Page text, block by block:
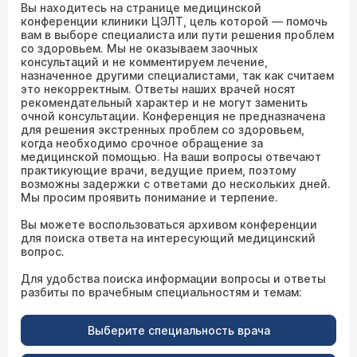
Вы находитесь на странице медицинской
конференции клиники ЦЭЛТ, цель которой — помочь
вам в выборе специалиста или пути решения проблем
со здоровьем. Мы не оказываем заочных
консультаций и не комментируем лечение,
назначенное другими специалистами, так как считаем
это некорректным. Ответы наших врачей носят
рекомендательный характер и не могут заменить
очной консультации. Конференция не предназначена
для решения экстренных проблем со здоровьем,
когда необходимо срочное обращение за
медицинской помощью. На ваши вопросы отвечают
практикующие врачи, ведущие прием, поэтому
возможны задержки с ответами до нескольких дней.
Мы просим проявить понимание и терпение.
Вы можете воспользоваться архивом конференции
для поиска ответа на интересующий медицинский
вопрос.
Для удобства поиска информации вопросы и ответы
разбиты по врачебным специальностям и темам:
Выберите специальность врача